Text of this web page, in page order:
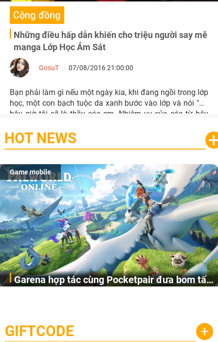
Cộng đồng
Những điều hấp dẫn khiến cho triệu người say mê
manga Lớp Học Ám Sát
GosuT 07/08/2016 21:00:00
Bạn phải làm gì nếu một ngày kia, khi đang ngồi trong lớp
học, một con bạch tuộc da xanh bước vào lớp và nói "Từ
bây giờ tôi sẽ là thầy các em. Nhiệm vụ của các từ bây
tung Trái Đất"?
HOT NEWS
Game mobile
Garena hợp tác cùng Pocketpair đưa bom tấn
cầu, theo giấy phép chính thức từ công ty game Nhật Bản
Pocketpair, Inc.
GIFTCODE +